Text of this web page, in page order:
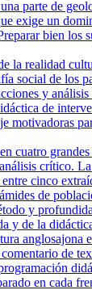
parte de
exige un
bien los
la realidad
social de los
y
de
motivadoras
cuatro
crítico.
cinco
de
y
de la
de
en cada